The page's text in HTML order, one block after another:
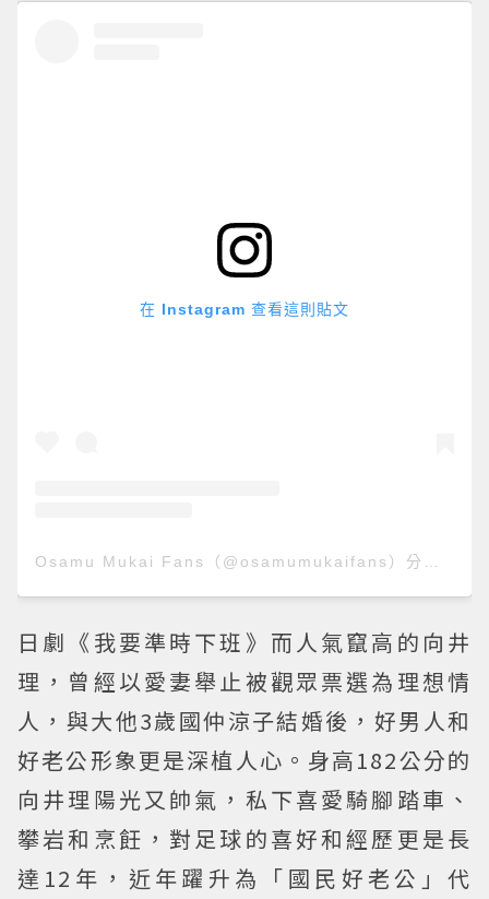
在 Instagram 查看這則貼文
日劇《我要準時下班》而人氣竄高的向井
理，曾經以愛妻舉止被觀眾票選為理想情
人，與大他3歲國仲涼子結婚後，好男人和
好老公形象更是深植人心。身高182公分的
向井理陽光又帥氣，私下喜愛騎腳踏車、
攀岩和烹飪，對足球的喜好和經歷更是長
達12年，近年躍升為「國民好老公」代